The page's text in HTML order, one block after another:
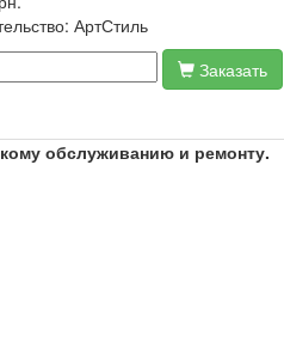
АртСтиль
Заказать
обслуживанию и ремонту.